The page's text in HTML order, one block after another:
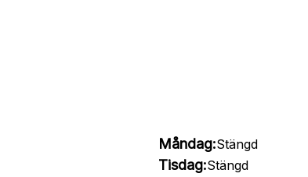
Måndag:Stängd
Tisdag:Stängd